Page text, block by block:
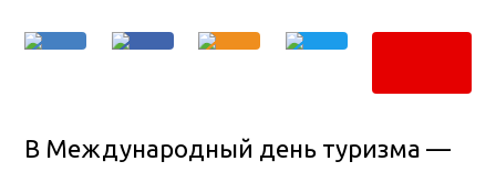
В Международный день туризма —